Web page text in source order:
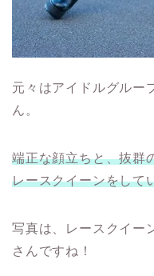
元々はアイドルグルー
ん。
端正な顔立ちと、抜群
レースクイーンをして
写真は、レースクイー
さんですね！